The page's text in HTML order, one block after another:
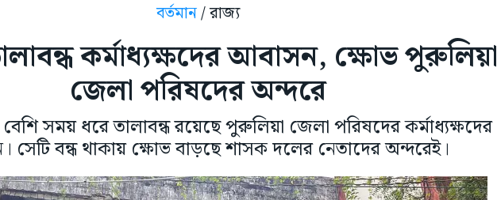
বর্তমান/ রাজ্য
কর্মাধ্যক্ষদের আবাসন, ক্ষোভ পুরুলিয়া
জেলা পরিষদের অন্দরে
বেশি সময় ধরে তালাবন্ধ রয়েছে পুরুলিয়া জেলা পরিষদের কর্মাধ্যক্ষদের
সেটি বন্ধ থাকায় ক্ষোভ বাড়ছে শাসক দলের নেতাদের অন্দরেই।